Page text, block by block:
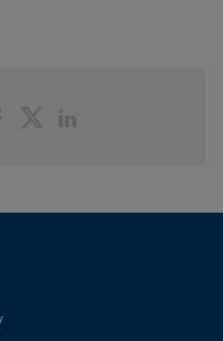
PartagerPartager